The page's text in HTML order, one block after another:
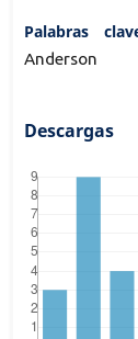
Palabras
Anderson
Descargas